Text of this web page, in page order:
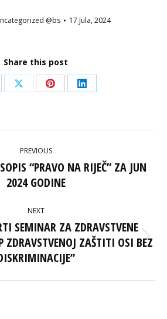
@bs 17 Jula, 2024
Share this post
Share
X
Share
Pinterest
Share
LinkedIn
PREVIOUS
Previous
post:
“PRAVO NA RIJEČ” ZA JUN
2024 GODINE
NEXT
Next
post:
SEMINAR ZA ZDRAVSTVENE
ZDRAVSTVENOJ ZAŠTITI OSI BEZ